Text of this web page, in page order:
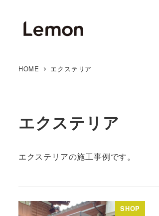
HOME エクステリア
エクステリア
エクステリアの施工事例です。
SHOP